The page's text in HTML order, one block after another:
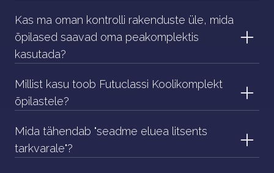
Kas ma oman kontrolli rakenduste üle, mida
õpilased saavad oma peakomplektis
kasutada?
Millist kasu toob Futuclassi Koolikomplekt
õpilastele?
Mida tähendab "seadme eluea litsents
tarkvarale"?